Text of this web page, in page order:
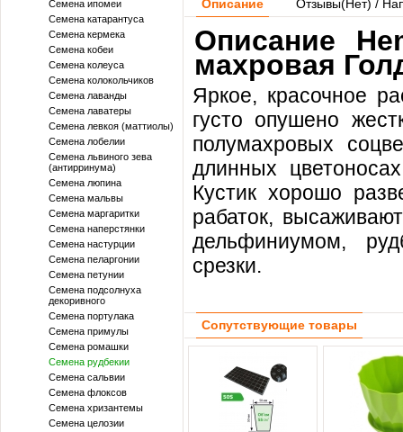
Семена ипомеи
Семена катарантуса
Семена кермека
Семена кобеи
Семена колеуса
Семена колокольчиков
Семена лаванды
Семена лаватеры
Семена левкоя (маттиолы)
Семена лобелии
Семена львиного зева
(антирринума)
Семена люпина
Семена мальвы
Семена маргаритки
Семена наперстянки
Семена настурции
Семена пеларгонии
Семена петунии
Семена подсолнуха
декоривного
Семена портулака
Семена примулы
Семена ромашки
Семена рудбекии
Семена сальвии
Семена флоксов
Семена хризантемы
Семена целозии
Описание Отзывы(Нет) /
Описание
махровая
Яркое, красочное
густо опушено
полумахровых
длинных
Кустик хорошо
рабаток,
дельфиниумом,
срезки.
Сопутствующие товары